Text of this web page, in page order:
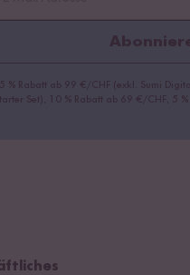
% Rabatt ab 99 €/CHF (exkl. Sumi
Set), 10 % Rabatt ab 69 €/CHF, 5